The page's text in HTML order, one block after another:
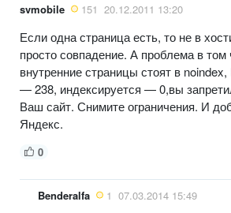
svmobile 151 20.12.2011 13:20
Если одна страница есть, то не в
просто совпадение. А проблема в
внутренние страницы стоят в
— 238, индексируется — 0,вы
Ваш сайт. Снимите ограничения. И
Яндекс.
0
Benderalfa 1 07.03.2014 15:49